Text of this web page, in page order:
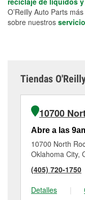
O’Reilly Auto Parts
sobre nuestros
Tiendas
10700
Abre a las
10700 North
Oklahoma City,
(405) 720-1750
Detalles
|